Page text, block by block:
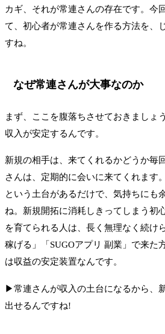
カギ、それが常連さんの存在です。今
て、初心者が常連さんを作る方法を、
すね。
なぜ常連さんが大事なのか
まず、ここを腹落ちさせておきましょ
収入が安定するんです。
新規の相手は、来てくれるかどうか毎
さんは、定期的に会いに来てくれます
という土台があるだけで、気持ちにも
ね。新規開拓に消耗しきってしまう初
を育てられる人は、長く無理なく続け
稼げる」「SUGOアプリ 副業」で来た
は収益の安定装置なんです。
▶常連さんが収入の土台になるから、
出せるんですね!